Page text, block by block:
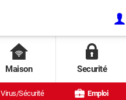
Maison Securité
Virus/Sécurité Emploi